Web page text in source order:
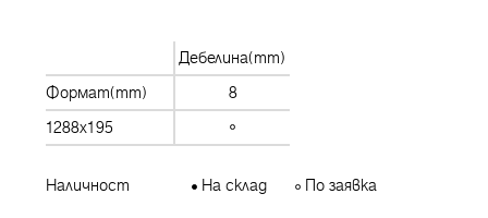
Дебелина(mm)
Формат(mm)
8
1288x195
Наличност На склад По заявка